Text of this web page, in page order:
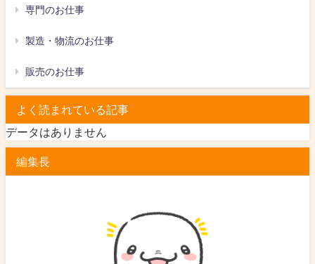
専門のお仕事
製造・物流のお仕事
販売のお仕事
よく読まれている記事
データはありません
編集長